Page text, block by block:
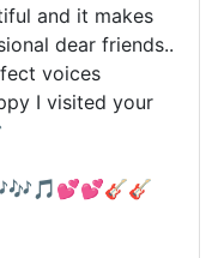
and it makes
dear friends..
voices
I visited your